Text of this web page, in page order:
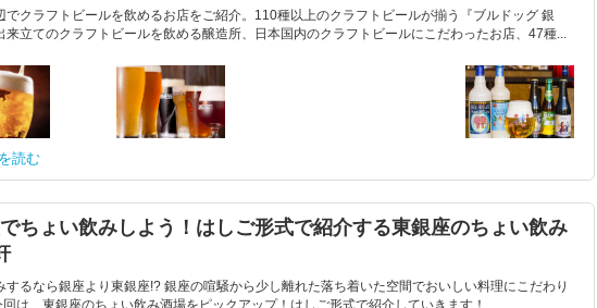
でクラフトビールを飲めるお店をご紹介。110種以上のクラフトビールが揃う『ブルドッグ 銀
来立てのクラフトビールを飲める醸造所、日本国内のクラフトビールにこだわったお店、47種...
読む
ちょい飲みしよう！はしご形式で紹介する東銀座のちょい飲み
するなら銀座より東銀座!? 銀座の喧騒から少し離れた落ち着いた空間でおいしい料理にこだわり
回は、東銀座のちょい飲み酒場をピックアップ！はしご形式で紹介していきます！